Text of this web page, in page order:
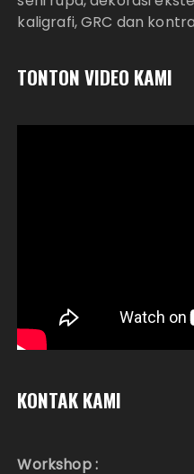
kaligrafi, GRC dan
TONTON VIDEO KAMI
KONTAK KAMI
Workshop :